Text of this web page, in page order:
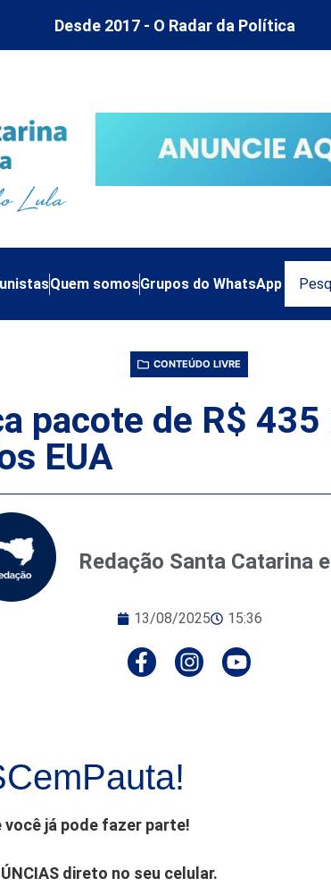
Desde 2017 - O Radar da Política
Quem somosGrupos do WhatsApp
CONTEÚDO LIVRE
pacote de R$
EUA
Redação Santa Catarina
13/08/2025 15:36
já pode fazer parte!
direto no seu celular.